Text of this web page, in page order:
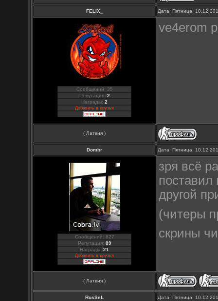
FELIX_ Дата: Пятница,
Сообщений: 35
Репутация: 2
Награды:2
Добавить в друзья
ve4erom
( Латвия )
Dombr Дата: Пятница,
Сообщений: 827
Репутация: 89
Награды:21
Добавить в друзья
зря всё
поставил
другой
(читеры
скрины
( Латвия )
RusSeL Дата: Пятница,